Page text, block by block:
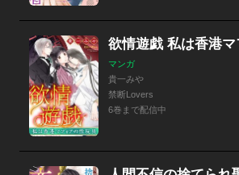
マンガ
貴一みや
禁断Lovers
6巻まで配信中